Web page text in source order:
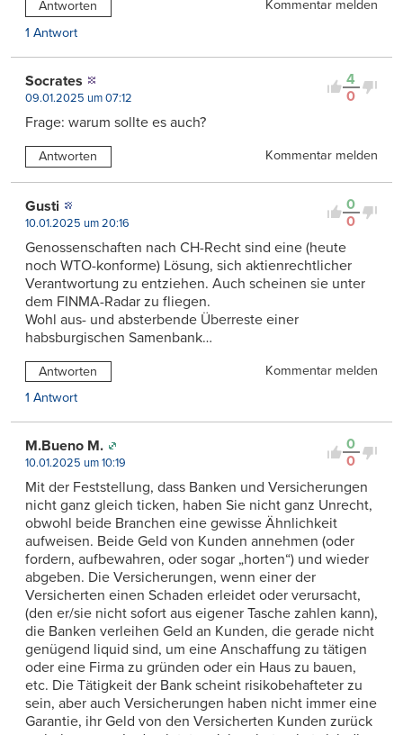
Antworten
Kommentar melden
1 Antwort
4
0
Socrates
09.01.2025 um 07:12
Frage: warum sollte es auch?
Antworten Kommentar melden
0
0
Gusti
10.01.2025 um 20:16
Genossenschaften nach CH-Recht sind eine (heute
noch WTO-konforme) Lösung, sich aktienrechtlicher
Verantwortung zu entziehen. Auch scheinen sie unter
dem FINMA-Radar zu fliegen.
Wohl aus- und absterbende Überreste einer
habsburgischen Samenbank…
Antworten
Kommentar melden
1 Antwort
0
0
M.Bueno M.
10.01.2025 um 10:19
Mit der Feststellung, dass Banken und Versicherungen
nicht ganz gleich ticken, haben Sie nicht ganz Unrecht,
obwohl beide Branchen eine gewisse Ähnlichkeit
aufweisen. Beide Geld von Kunden annehmen (oder
fordern, aufbewahren, oder sogar „horten“) und wieder
abgeben. Die Versicherungen, wenn einer der
Versicherten einen Schaden erleidet oder verursacht,
(den er/sie nicht sofort aus eigener Tasche zahlen kann),
die Banken verleihen Geld an Kunden, die gerade nicht
genügend liquid sind, um eine Anschaffung zu tätigen
oder eine Firma zu gründen oder ein Haus zu bauen,
etc. Die Tätigkeit der Bank scheint risikobehafteter zu
sein, aber auch Versicherungen haben nicht immer eine
Garantie, ihr Geld von den Versicherten Kunden zurück